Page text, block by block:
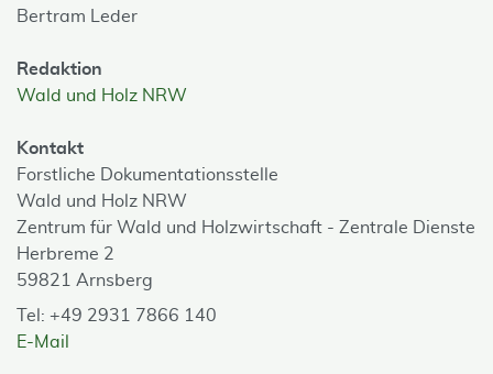
Bertram Leder
Redaktion
Wald und Holz NRW
Kontakt
Forstliche Dokumentationsstelle
Wald und Holz NRW
Zentrum für Wald und Holzwirtschaft - Zentrale Dienste
Herbreme 2
59821 Arnsberg
Tel: +49 2931 7866 140
E-Mail